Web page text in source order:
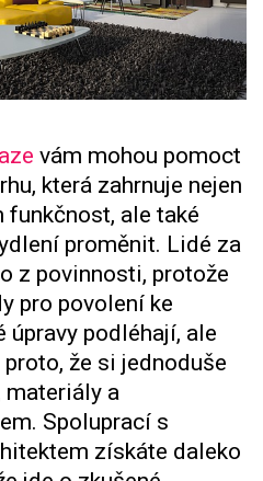
vám mohou pomoct
která zahrnuje nejen
funkčnost, ale také
proměnit. Lidé za
z povinnosti, protože
pro povolení ke
úpravy podléhají, ale
že si jednoduše
materiály a
Spoluprací s
získáte daleko